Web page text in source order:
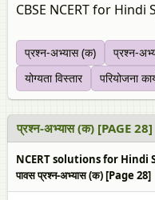
CBSE NCERT for Hindi
प्रश्न-अभ्यास (क) प्रश्न-
योग्यता विस्तार
परियोजना
प्रश्न-अभ्यास (क) [PAGE 28]
NCERT solutions for Hindi
पावस प्रश्न-अभ्यास (क) [Page 28]